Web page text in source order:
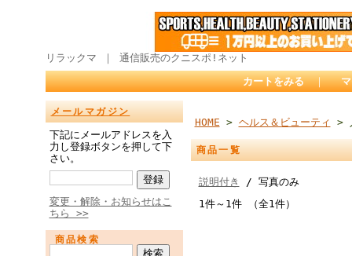
リラックマ ｜ 通信販売のクニスポ!ネット
カートをみる ｜
メールマガジン
下記にメールアドレスを入
力し登録ボタンを押して下
さい。
変更・解除・お知らせはこ
ちら >>
商品検索
HOME > ヘルス＆ビューティ >
商品一覧
説明付き
/ 写真のみ
1件～1件 （全1件）